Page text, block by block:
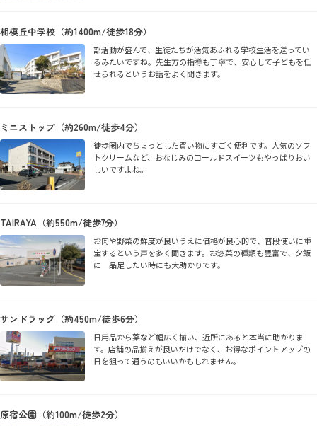
相模丘中学校（約1400m/徒歩18分）
部活動が盛んで、生徒たちが活気あふれる学校生活を送ってい
るみたいですね。先生方の指導も丁寧で、安心して子どもを任
せられるというお話をよく聞きます。
ミニストップ（約260m/徒歩4分）
徒歩圏内でちょっとした買い物にすごく便利です。人気のソフ
トクリームなど、おなじみのコールドスイーツもやっぱりおい
しいですよね。
TAIRAYA（約550m/徒歩7分）
お肉や野菜の鮮度が良いうえに価格が良心的で、普段使いに重
宝するという声を多く聞きます。お惣菜の種類も豊富で、夕飯
に一品足したい時にも大助かりです。
サンドラッグ（約450m/徒歩6分）
日用品から薬など幅広く揃い、近所にあると本当に助かりま
す。店舗の品揃えが良いだけでなく、お得なポイントアップの
日を狙って通うのもいいかもしれません。
原宿公園（約100m/徒歩2分）